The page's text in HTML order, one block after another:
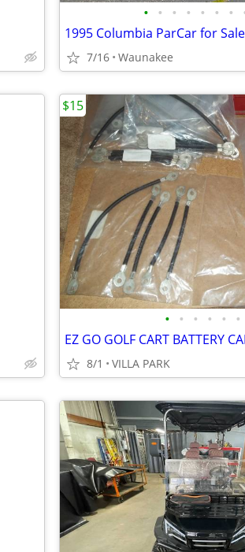
• • • • • • •
1995 Columbia ParCar for Sale
7/16 Waunakee
• • • • • •
EZ GO GOLF CART BATTERY
8/1 VILLA PARK
$15